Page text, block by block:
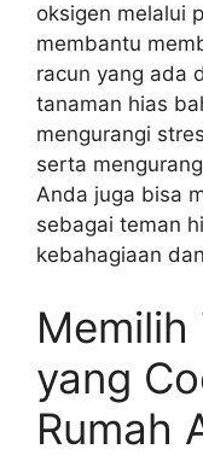
oksigen melalui
membantu
racun yang ada
tanaman hias
mengurangi
serta
Anda juga bisa
sebagai teman
kebahagiaan
Memilih
yang
Rumah